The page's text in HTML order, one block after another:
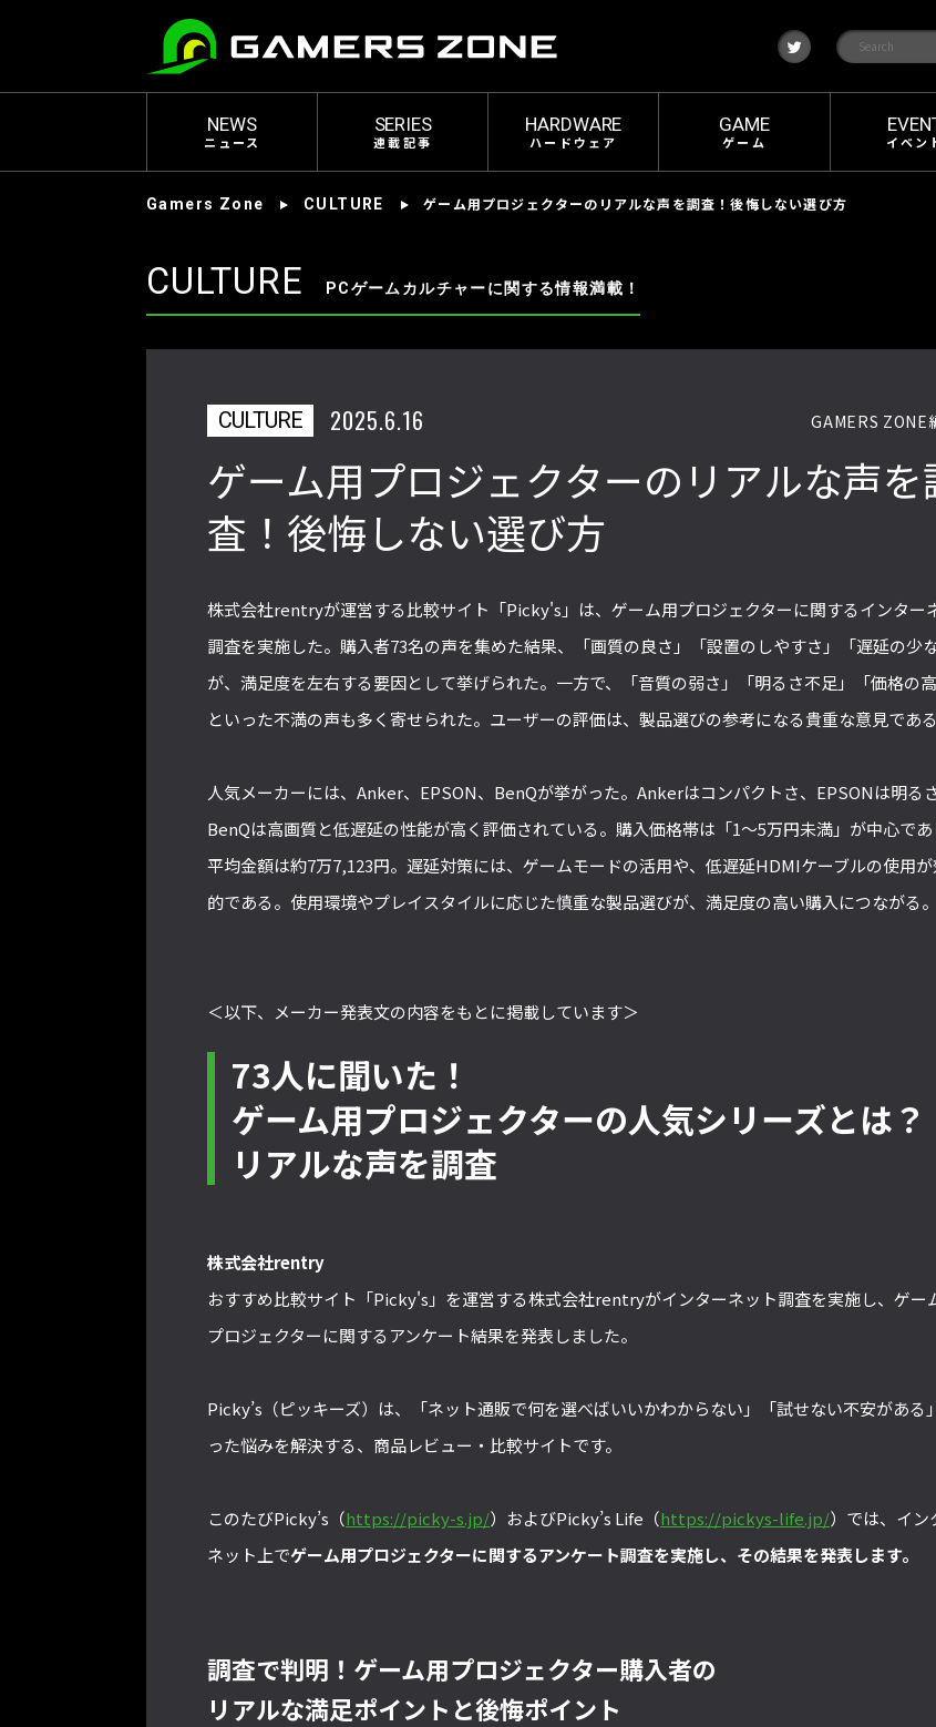
t
w
i
t
NEWS
ニュース
SERIES
連載記事
HARDWARE
ハードウェア
GAME
ゲーム イベン
Gamers Zone CULTURE ゲーム用プロジェクターのリアルな声を調査！後悔しない選び方
CULTURE PCゲームカルチャーに関する情報満載！
CULTURE 2025.6.16 GAMERS ZONE
ゲーム用プロジェクターのリアルな声を
査！後悔しない選び方
株式会社rentryが運営する比較サイト「Picky's」は、ゲーム用プロジェクターに関するインター
調査を実施した。購入者73名の声を集めた結果、「画質の良さ」「設置のしやすさ」「遅延の少な
が、満足度を左右する要因として挙げられた。一方で、「音質の弱さ」「明るさ不足」「価格の高
といった不満の声も多く寄せられた。ユーザーの評価は、製品選びの参考になる貴重な意見である
人気メーカーには、Anker、EPSON、BenQが挙がった。Ankerはコンパクトさ、EPSONは明るさ
BenQは高画質と低遅延の性能が高く評価されている。購入価格帯は「1〜5万円未満」が中心であ
平均金額は約7万7,123円。遅延対策には、ゲームモードの活用や、低遅延HDMIケーブルの使用が
的である。使用環境やプレイスタイルに応じた慎重な製品選びが、満足度の高い購入につながる。
＜以下、メーカー発表文の内容をもとに掲載しています＞
73人に聞いた！
ゲーム用プロジェクターの人気シリーズとは？
リアルな声を調査
株式会社rentry
おすすめ比較サイト「Picky's」を運営する株式会社rentryがインターネット調査を実施し、ゲー
プロジェクターに関するアンケート結果を発表しました。
Picky’s（ピッキーズ）は、「ネット通販で何を選べばいいかわからない」「試せない不安がある
った悩みを解決する、商品レビュー・比較サイトです。
このたびPicky’s（https://picky-s.jp/）およびPicky’s Life（https://pickys-life.jp/）では、イン
ネット上でゲーム用プロジェクターに関するアンケート調査を実施し、その結果を発表します。
調査で判明！ゲーム用プロジェクター購入者の
リアルな満足ポイントと後悔ポイント
ァイターリーグ 2022」最終節を終え
て吐露したいこと【ストーム久保のプ
ロ格闘ゲーマーのゲンバから！ 第48
回】
2022」前半戦の反省文を見てほし
い！ チームリーダー久保の失敗【ス
トーム久保のプロ格闘ゲーマーのゲン
バから！ 第47回】
性！ 大会での向き合
えてみた【ストーム
ーマーのゲンバから
格ゲーおじさんに告ぐ！「CAPCOM
CUP IX」で活躍した若手の強さは
「若さ」だけじゃないから説明しま
す！【ストーム久保のプロ格闘ゲーマ
ーのゲンバから！ 第50回】